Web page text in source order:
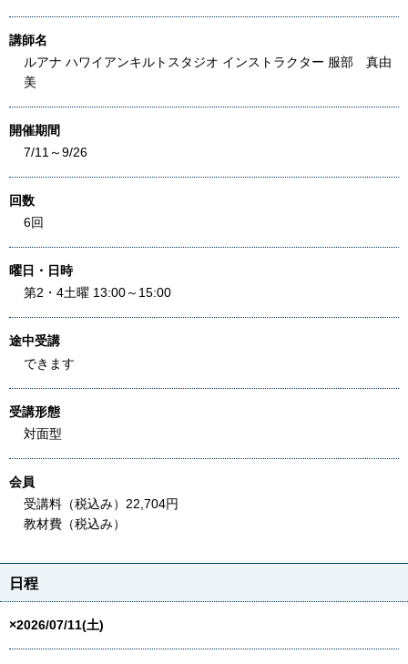
講師名
ルアナ ハワイアンキルトスタジオ インストラクター 服部 真由
美
開催期間
7/11～9/26
回数
6回
曜日・日時
第2・4土曜 13:00～15:00
途中受講
できます
受講形態
対面型
会員
受講料（税込み）22,704円
教材費（税込み）
日程
×2026/07/11(土)